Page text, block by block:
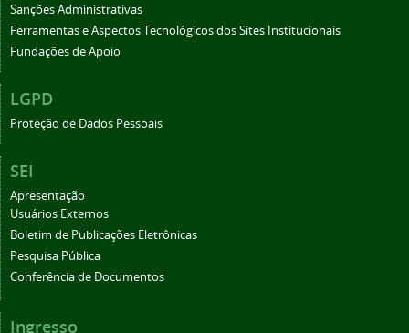
Sanções Administrativas
Ferramentas e Aspectos Tecnológicos dos Sites Institucionais
Fundações de Apoio
LGPD
Proteção de Dados Pessoais
SEI
Apresentação
Usuários Externos
Boletim de Publicações Eletrônicas
Pesquisa Pública
Conferência de Documentos
Ingresso